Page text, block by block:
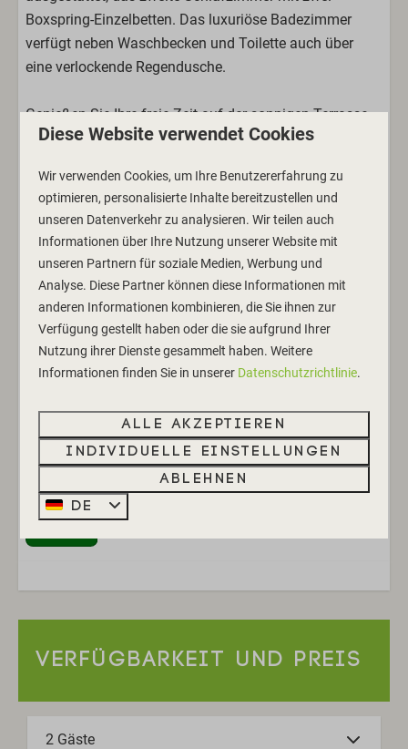
Boxspring-Einzelbetten. Das luxuriöse Badezimmer
verfügt neben Waschbecken und Toilette auch über
eine verlockende Regendusche.
Genießen Sie Ihre freie Zeit auf der sonnigen Terrasse
mit bequemer Gartenmöbel. So lässt man sich einen
Die ganze Dünenlodge verfügt über eine
Fußbodenheizung
, die mit einer Pelletheizung (CO2-
neutral) betrieben wird.
Haustiere(max. 2) sind erlaubt.
An der Dünenlodge gibt es eineneigenen Parkplatz
230-V-Ladestation(3,6 kW) für Ihr Auto.
N.B.: Die Fotos sind ein Beispiel für die Dünenlodges im
Park Heerehof, die von Ihnen gebuchte Dünenlodge
kann leicht abweichen.
Energie-Label:
VERFÜGBARKEIT UND PREIS
2 Gäste
Diese Website verwendet Cookies
Wir verwenden Cookies, um Ihre Benutzererfahrung zu
optimieren, personalisierte Inhalte bereitzustellen und
unseren Datenverkehr zu analysieren. Wir teilen auch
Informationen über Ihre Nutzung unserer Website mit
unseren Partnern für soziale Medien, Werbung und
Analyse. Diese Partner können diese Informationen mit
anderen Informationen kombinieren, die Sie ihnen zur
Verfügung gestellt haben oder die sie aufgrund Ihrer
Nutzung ihrer Dienste gesammelt haben. Weitere
Informationen finden Sie in unserer Datenschutzrichtlinie.
Alle akzeptieren
Individuelle Einstellungen
Ablehnen
DE